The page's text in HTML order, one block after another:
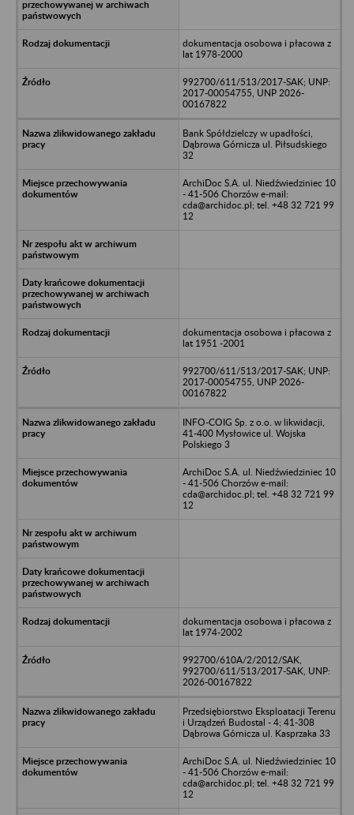
dokumentacja osobowa i płacowa z
lat 1978-2000
992700/611/513/2017-SAK; UNP:
2017-00054755, UNP 2026-
00167822
Bank Spółdzielczy w upadłości,
Dąbrowa Górnicza ul. Piłsudskiego
32
ArchiDoc S.A. ul. Niedźwiedziniec 10
- 41-506 Chorzów e-mail:
cda@archidoc.pl; tel. +48 32 721 99
12
dokumentacja osobowa i płacowa z
lat 1951 -2001
992700/611/513/2017-SAK; UNP:
2017-00054755, UNP 2026-
00167822
INFO-COIG Sp. z o.o. w likwidacji,
41-400 Mysłowice ul. Wojska
Polskiego 3
ArchiDoc S.A. ul. Niedźwiedziniec 10
- 41-506 Chorzów e-mail:
cda@archidoc.pl; tel. +48 32 721 99
12
dokumentacja osobowa i płacowa z
lat 1974-2002
992700/610A/2/2012/SAK,
992700/611/513/2017-SAK, UNP:
2026-00167822
Przedsiębiorstwo Eksploatacji Terenu
i Urządzeń Budostal - 4; 41-308
Dąbrowa Górnicza ul. Kasprzaka 33
ArchiDoc S.A. ul. Niedźwiedziniec 10
- 41-506 Chorzów e-mail:
cda@archidoc.pl; tel. +48 32 721 99
12